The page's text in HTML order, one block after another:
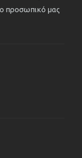
προσωπικό μας